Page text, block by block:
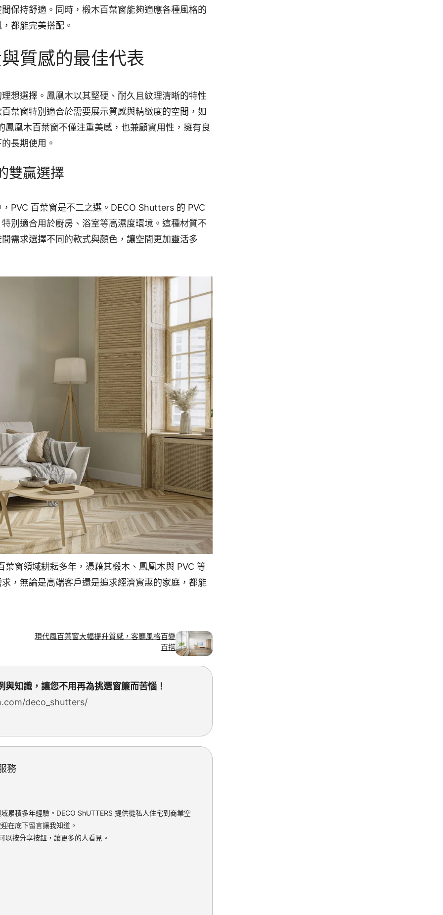
保持舒適。同時，椴木百葉窗能夠適應各種風格的
都能完美搭配。
質感的最佳代表
想選擇。鳳凰木以其堅硬、耐久且紋理清晰的特性
葉窗特別適合於需要展示質感與精緻度的空間，如
凰木百葉窗不僅注重美感，也兼顧實用性，擁有良
長期使用。
雙贏選擇
PVC 百葉窗是不二之選。DECO Shutters 的 PVC
別適合用於廚房、浴室等高濕度環境。這種材質不
需求選擇不同的款式與顏色，讓空間更加靈活多
窗領域耕耘多年，憑藉其椴木、鳳凰木與 PVC 等
，無論是高端客戶還是追求經濟實惠的家庭，都能
現代風百葉窗大幅提升質感，客廳風格百變
百搭
知識，讓您不用再為挑選窗簾而苦惱！
deco_shutters/
務
累積多年經驗。DECO ShUTTERS 提供從私人住宅到商業空
在底下留言讓我知道。
按分享按鈕，讓更多的人看見。